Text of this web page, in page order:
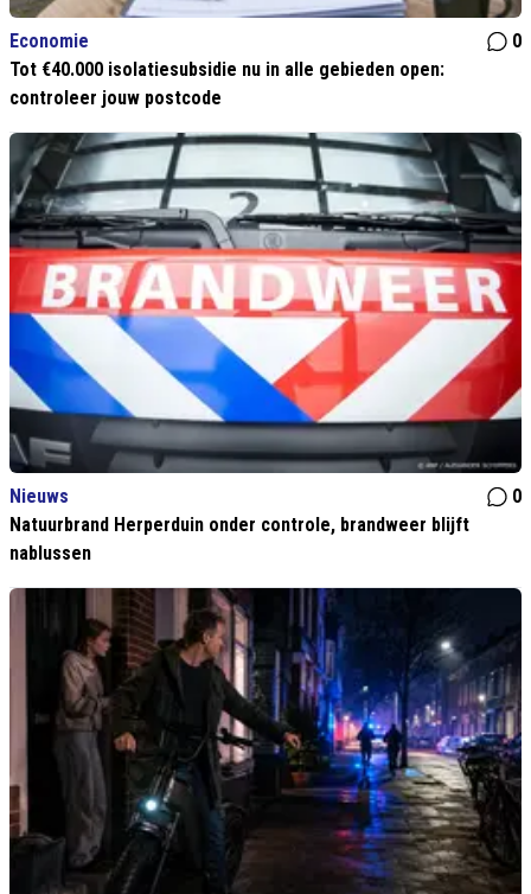
Economie
0
Tot €40.000 isolatiesubsidie nu in alle gebieden open:
controleer jouw postcode
Nieuws
0
Natuurbrand Herperduin onder controle, brandweer blijft
nablussen